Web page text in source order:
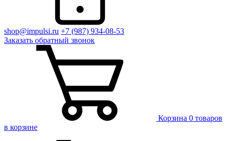
shop@impulsi.ru +7 (987) 934-08-53
Заказать обратный звонок
Корзина 0 товаров
в корзине